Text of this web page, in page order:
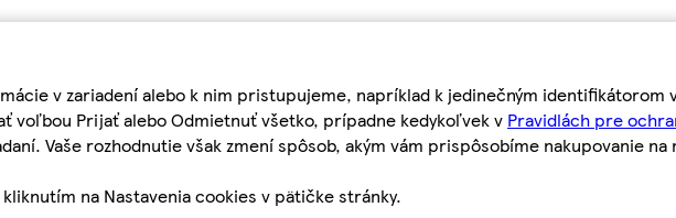
v zariadení alebo k nim pristupujeme, napríklad k jedinečným
voľbou Prijať alebo Odmietnuť všetko, prípadne kedykoľvek v Pravidlách pre
Vaše rozhodnutie však zmení spôsob, akým vám prispôsobíme nakupovanie na
na Nastavenia cookies v pätičke stránky.